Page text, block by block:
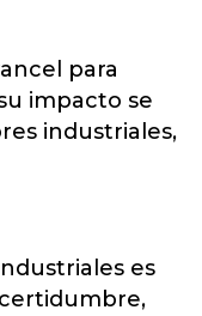
para
impacto se
industriales,
es